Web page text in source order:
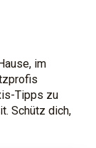
im
Tipps zu
Schütz dich,